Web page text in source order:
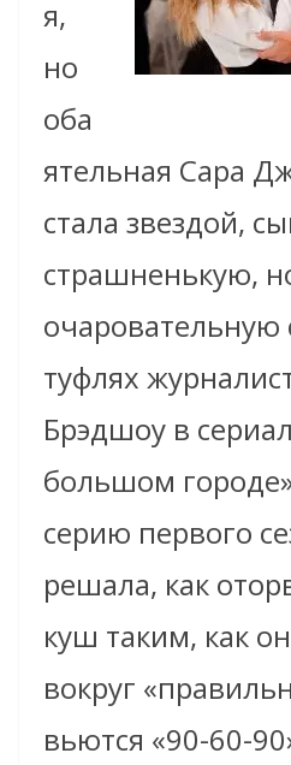
я,
но
оба
ятельная Сара
стала звездой,
страшненькую,
очаровательную
туфлях
Брэдшоу в
большом
серию первого
решала, как
куш таким, как
вокруг
вьются «90-60-